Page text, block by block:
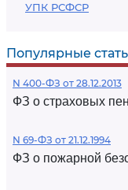
УПК РСФСР
Популярные
N 400-ФЗ от 28.12.2013
ФЗ о страховых
N 69-ФЗ от 21.12.1994
ФЗ о пожарной